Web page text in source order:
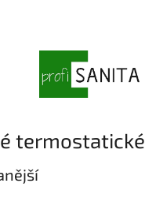
termostatické